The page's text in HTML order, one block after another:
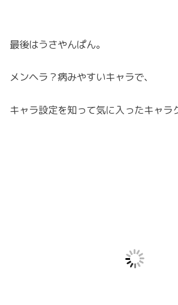
最後はうさやんぱん。
メンヘラ？病みやすいキャラで、
キャラ設定を知って気に入ったキャラ